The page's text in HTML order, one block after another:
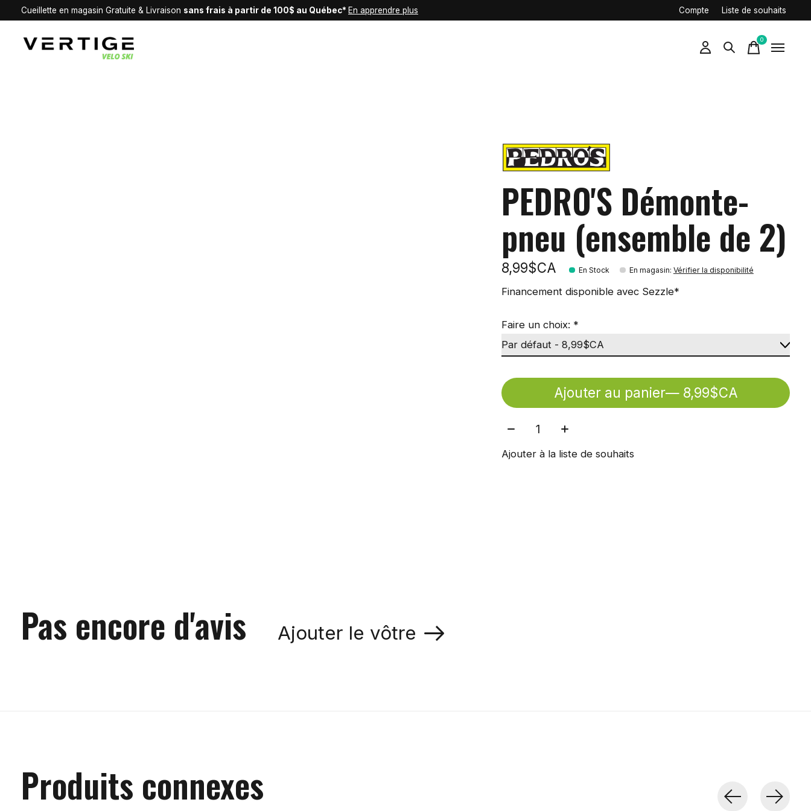
Cueillette en magasin Gratuite & Livraison sans frais à partir de 100$ au Québec* En apprendre plus Compte Liste de souhaits
0items
PEDRO'S Démonte-
pneu (ensemble de 2)
8,99$CA En Stock En magasin: Vérifier la disponibilité
Financement disponible avec Sezzle*
Faire un choix: *
Ajouter au panier
— 8,99$CA
Quantité:
Ajouter à la liste de souhaits
Pas encore d'avis Ajouter le vôtre
Produits connexes